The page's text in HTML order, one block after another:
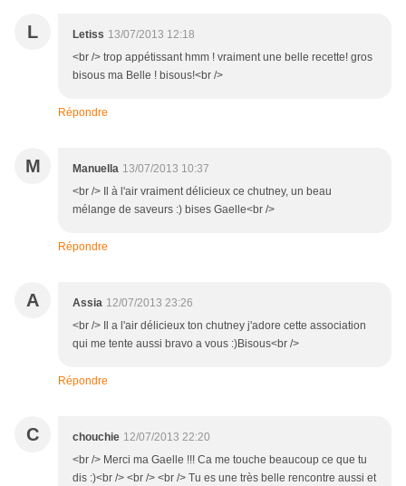
L Letiss 13/07/2013 12:18
<br /> trop appétissant hmm ! vraiment une belle recette! gros
bisous ma Belle ! bisous!<br />
Répondre
M Manuella 13/07/2013 10:37
<br /> Il à l'air vraiment délicieux ce chutney, un beau
mélange de saveurs :) bises Gaelle<br />
Répondre
A Assia 12/07/2013 23:26
<br /> Il a l'air délicieux ton chutney j'adore cette association
qui me tente aussi bravo a vous :)Bisous<br />
Répondre
C chouchie 12/07/2013 22:20
<br /> Merci ma Gaelle !!! Ca me touche beaucoup ce que tu
dis :)<br /> <br /> <br /> Tu es une très belle rencontre aussi et